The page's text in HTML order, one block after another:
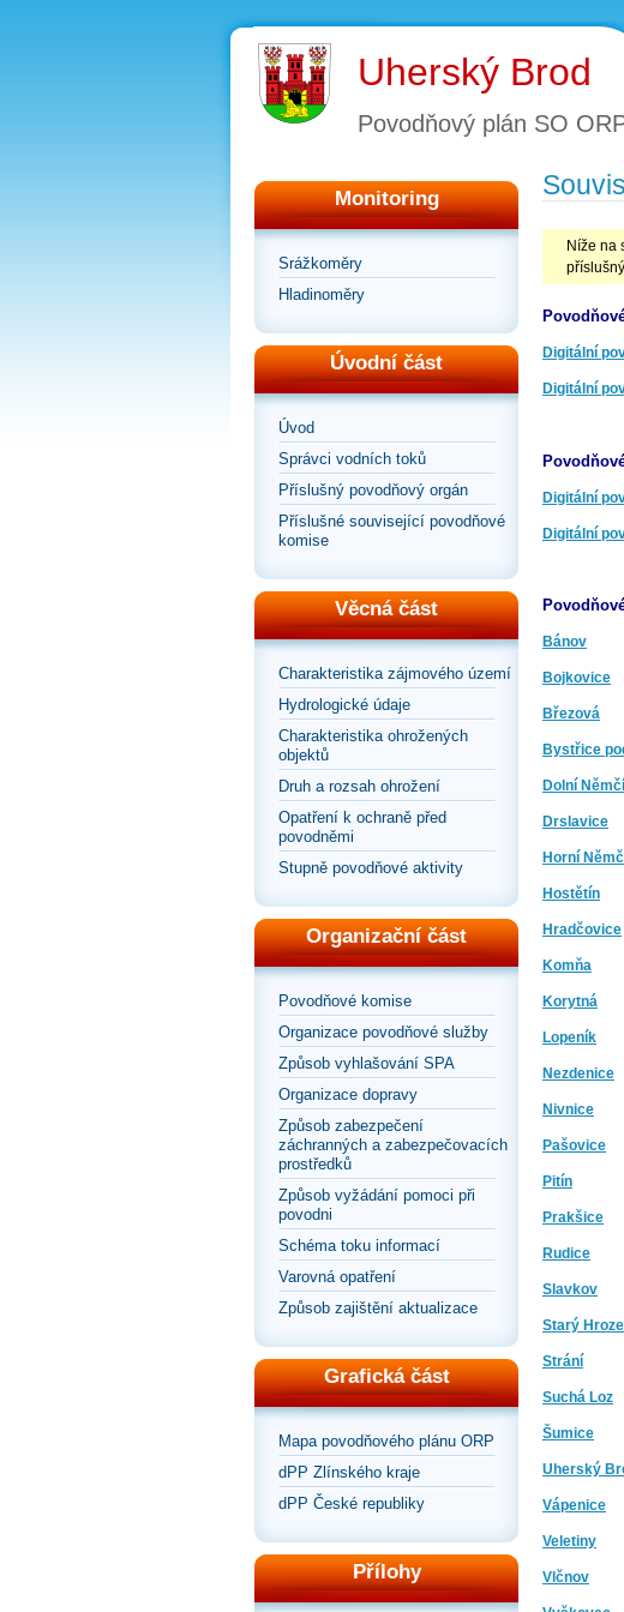
Uherský Brod
Povodňový plán SO
Monitoring
Srážkoměry
Hladinoměry
Úvodní část
Úvod
Správci vodních toků
Příslušný povodňový orgán
Příslušné související povodňové
komise
Věcná část
Charakteristika zájmového území
Hydrologické údaje
Charakteristika ohrožených
objektů
Druh a rozsah ohrožení
Opatření k ochraně před
povodněmi
Stupně povodňové aktivity
Organizační část
Povodňové komise
Organizace povodňové služby
Způsob vyhlašování SPA
Organizace dopravy
Způsob zabezpečení
záchranných a zabezpečovacích
prostředků
Způsob vyžádání pomoci při
povodni
Schéma toku informací
Varovná opatření
Způsob zajištění aktualizace
Grafická část
Mapa povodňového plánu ORP
dPP Zlínského kraje
dPP České republiky
Přílohy
Níže na
Digitální
Digitální
Digitální
Digitální
Bánov
Bojkovice
Březová
Bystřice
Dolní Němčí
Drslavice
Horní
Hostětín
Hradčovice
Komňa
Korytná
Lopeník
Nezdenice
Nivnice
Pašovice
Pitín
Prakšice
Rudice
Slavkov
Starý
Strání
Suchá Loz
Šumice
Uherský
Vápenice
Veletiny
Vlčnov